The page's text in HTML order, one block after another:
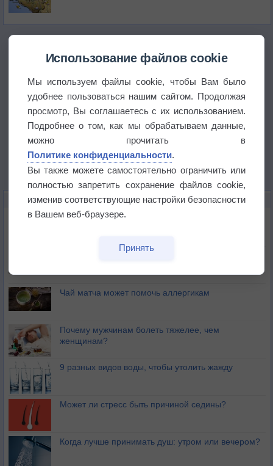
ЭТО ИНТЕРЕСНО
Почему северный загар цветом отличается от
Букет сирени вреден для здоровья
Чай матча может помочь аллергикам
Почему мужчинам болеть тяжелее, чем
женщинам?
9 разных видов воды, чтобы утолить жажду
Может ли стресс быть причиной седины?
Когда лучше принимать душ: утром или вечером?
Использование файлов cookie
Мы используем файлы cookie, чтобы Вам было
удобнее пользоваться нашим сайтом. Продолжая
просмотр, Вы соглашаетесь с их использованием.
Подробнее о том, как мы обрабатываем данные,
можно прочитать в
Политике конфиденциальности.
Вы также можете самостоятельно ограничить или
полностью запретить сохранение файлов cookie,
изменив соответствующие настройки безопасности
в Вашем веб-браузере.
Принять